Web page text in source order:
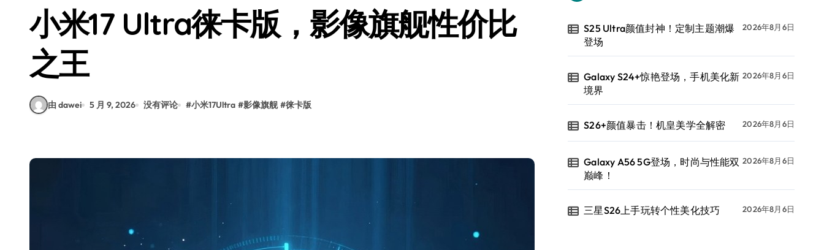
小米17 Ultra徕卡版，影像旗舰性价比
之王
由 dawei 5 月 9, 2026 没有评论 #小米17Ultra #影像旗舰 #徕卡版
S25 Ultra颜值封神！定制主题潮爆
登场
2026年8月6日
Galaxy S24+惊艳登场，手机美化新
境界
2026年8月6日
S26+颜值暴击！机皇美学全解密 2026年8月6日
Galaxy A56 5G登场，时尚与性能双
巅峰！
2026年8月6日
三星S26上手玩转个性美化技巧 2026年8月6日